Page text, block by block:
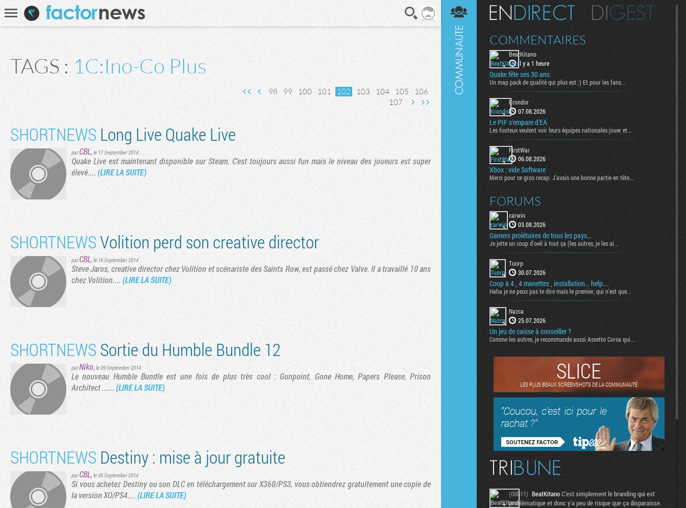
TAGS : 1C:Ino-Co Plus
98 99 100 101 102 103 104 105
106
107
SHORTNEWS Long Live Quake Live
parCBL, le 17 September 2014
Quake Live est maintenant disponible sur Steam. C'est toujours aussi fun mais le niveau des joueurs est super
élevé....(LIRE LA SUITE)
SHORTNEWSVolition perd son creative director
parCBL, le 16 September 2014
Steve Jaros, creative director chez Volition et scénariste des Saints Row, est passé chez Valve. ll a travaillé 10 ans
chez Volition....(LIRE LA SUITE)
SHORTNEWS Sortie du Humble Bundle 12
parNiko, le 09 September 2014
Le nouveau Humble Bundle est une fois de plus très cool : Gunpoint, Gone Home, Papers Please, Prison
Architect ...... (LIRE LA SUITE)
SHORTNEWS Destiny : mise à jour gratuite
parCBL, le 05 September 2014
Si vous achetez Destiny ou son DLC en téléchargement sur X360/PS3, vous obtiendrez gratuitement une copie de
la version XO/PS4....(LIRE LA SUITE)
Digest
COMMENTAIRES
BeatKitano
il y a 1 heure
Quake fête ses 30 ans
Un map pack de qualité qui plus est :) Et pour les fans...
Krondor
07.08.2026
Le PIF s'empare d'EA
Les footeux veulent voir leurs équipes nationales jouer et...
FirstWar
06.08.2026
Xbox : vide Software
Merci pour ce gros recap. J’avais une bonne partie en tête...
FORUMS
carwin
03.08.2026
Gamers prolétaires de tous les pays...
Je jette un coup d'oeil à tout ça (les autres, je les ai...
Tuorp
30.07.2026
Coop à 4 , 4 manettes , installation... help....
Haha je ne peux pas te dire mais le premier, qui n'est que...
Nazca
25.07.2026
Un jeu de caisse à conseiller ?
Comme les autres, je recommande aussi Assetto Corsa qui...
SLICE
LES PLUS BEAUX SCREENSHOTS DE LA COMMUNAUTÉ
(08h11) BeatKitanoC'est simplement le branding qui est
problématique et donc y'a peu de risque que ça disparaisse.